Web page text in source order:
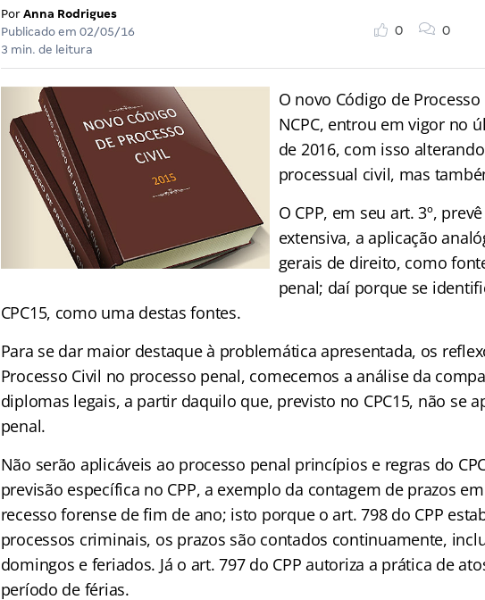
Por Anna Rodrigues
Publicado em 02/05/16
3 min. de leitura
0 0
O novo Código de Processo
NCPC, entrou em vigor no
de 2016, com isso
processual civil, mas
O CPP, em seu art. 3º,
extensiva, a aplicação
gerais de direito, como
penal; daí porque se
CPC15, como uma destas fontes.
Para se dar maior destaque à problemática apresentada, os
Processo Civil no processo penal, comecemos a análise da
diplomas legais, a partir daquilo que, previsto no CPC15, não se
penal.
Não serão aplicáveis ao processo penal princípios e regras do
previsão específica no CPP, a exemplo da contagem de prazos
recesso forense de fim de ano; isto porque o art. 798 do CPP
processos criminais, os prazos são contados continuamente,
domingos e feriados. Já o art. 797 do CPP autoriza a prática de
período de férias.